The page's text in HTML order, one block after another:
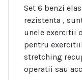
Set 6 benzi
rezistenta ,
unele exercitii
pentru
stretching
operatii sau